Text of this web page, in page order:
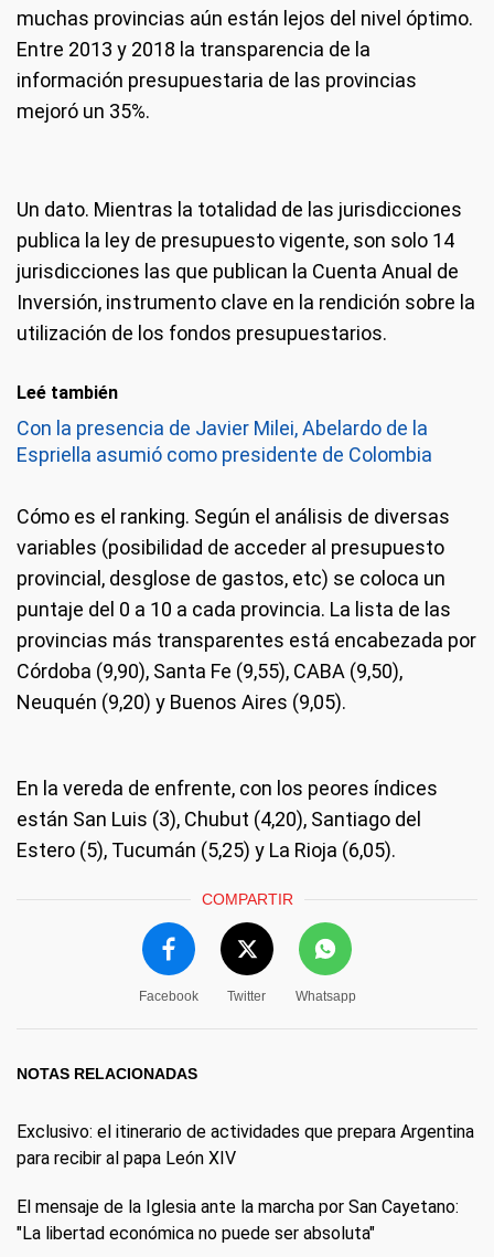
muchas provincias aún están lejos del nivel óptimo.
Entre 2013 y 2018 la transparencia de la
información presupuestaria de las provincias
mejoró un 35%.
Un dato. Mientras la totalidad de las jurisdicciones
publica la ley de presupuesto vigente, son solo 14
jurisdicciones las que publican la Cuenta Anual de
Inversión, instrumento clave en la rendición sobre la
utilización de los fondos presupuestarios.
Leé también
Con la presencia de Javier Milei, Abelardo de la
Espriella asumió como presidente de Colombia
Cómo es el ranking. Según el análisis de diversas
variables (posibilidad de acceder al presupuesto
provincial, desglose de gastos, etc) se coloca un
puntaje del 0 a 10 a cada provincia. La lista de las
provincias más transparentes está encabezada por
Córdoba (9,90), Santa Fe (9,55), CABA (9,50),
Neuquén (9,20) y Buenos Aires (9,05).
En la vereda de enfrente, con los peores índices
están San Luis (3), Chubut (4,20), Santiago del
Estero (5), Tucumán (5,25) y La Rioja (6,05).
COMPARTIR
Facebook Twitter Whatsapp
NOTAS RELACIONADAS
Exclusivo: el itinerario de actividades que prepara Argentina
para recibir al papa León XIV
El mensaje de la Iglesia ante la marcha por San Cayetano:
"La libertad económica no puede ser absoluta"